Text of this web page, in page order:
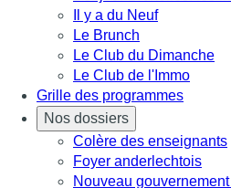
Il y a du Neuf
Le Brunch
Le Club du Dimanche
Le Club de l'Immo
Grille des programmes
Nos dossiers
Colère des enseignants
Foyer anderlechtois
Nouveau